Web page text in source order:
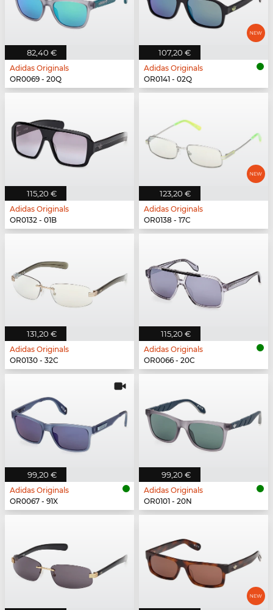
82,40 €
Adidas Originals
OR0069 - 20Q
107,20 €
Adidas Originals
OR0141 - 02Q
115,20 €
Adidas Originals
OR0132 - 01B
123,20 €
Adidas Originals
OR0138 - 17C
131,20 €
Adidas Originals
OR0130 - 32C
115,20 €
Adidas Originals
OR0066 - 20C
99,20 €
Adidas Originals
OR0067 - 91X
99,20 €
Adidas Originals
OR0101 - 20N